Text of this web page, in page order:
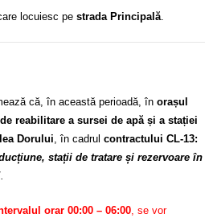
locuiesc pe strada Principală
că, în această perioadă, în orașul
reabilitare a sursei de apă și a stației
Dorului, în cadrul contractului CL-13:
stații de tratare și rezervoare în
.
orar 00:00 – 06:00, se vor